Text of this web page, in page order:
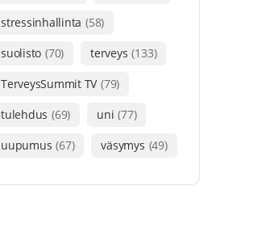
stressinhallinta (58)
suolisto (70) terveys (133)
TerveysSummit TV (79)
tulehdus (69) uni (77)
uupumus (67) väsymys (49)